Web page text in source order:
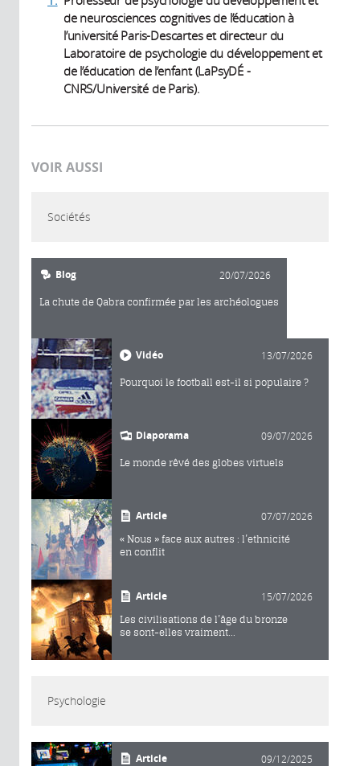
de neurosciences cognitives de l’éducation à
l’université Paris-Descartes et directeur du
Laboratoire de psychologie du développement et
de l’éducation de l’enfant (LaPsyDÉ -
CNRS/Université de Paris).
VOIR AUSSI
Sociétés
Blog 20/07/2026
La chute de Qabra confirmée par les archéologues
Vidéo 13/07/2026
Pourquoi le football est-il si populaire ?
Diaporama 09/07/2026
Le monde rêvé des globes virtuels
Article 07/07/2026
« Nous » face aux autres : l’ethnicité
en conflit
Article 15/07/2026
Les civilisations de l’âge du bronze
se sont-elles vraiment...
Psychologie
Article 09/12/2025